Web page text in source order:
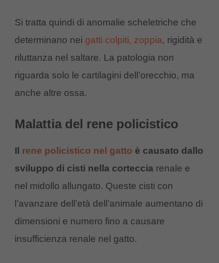
Si tratta quindi di anomalie scheletriche che
determinano nei gatti colpiti, zoppia, rigidità e
riluttanza nel saltare. La patologia non
riguarda solo le cartilagini dell’orecchio, ma
anche altre ossa.
Malattia del rene policistico
Il rene policistico nel gatto è causato dallo
sviluppo di cisti nella corteccia renale e
nel midollo allungato. Queste cisti con
l’avanzare dell’età dell’animale aumentano di
dimensioni e numero fino a causare
insufficienza renale nel gatto.